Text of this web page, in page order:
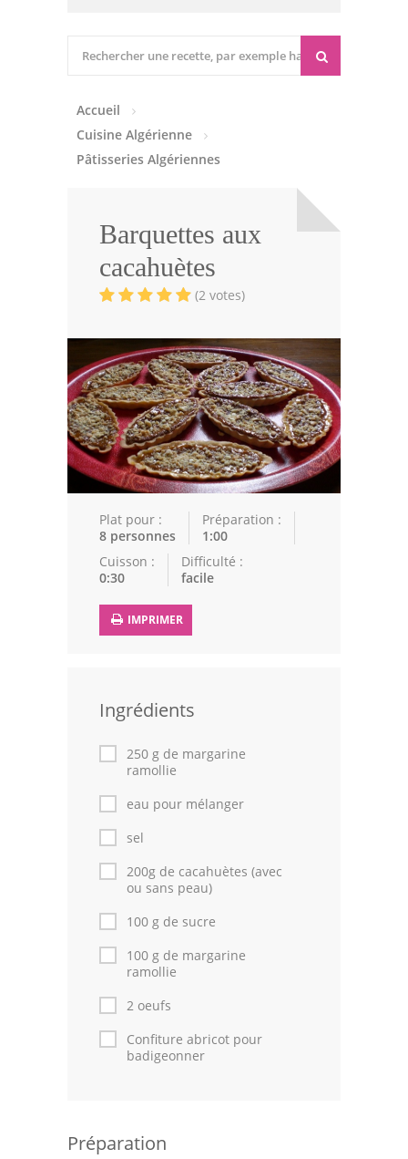
Entrées Froides
Tajines
Viandes
Volailles
Poissons
Soupes
Pâtisseries
Epices
Recettes Marocaine
Tajines
Viandes
Poissons
Cuisines Orientales
Recettes marocaine
Cuisine Algérienne
Cuisine Juive
Cuisine Libanaise
Articles
Actualités
Astuces de cuisine
Accueil
Cuisine Algérienne
Pâtisseries Algériennes
Barquettes aux
cacahuètes
(2 votes)
Plat pour :
8 personnes
Préparation :
1:00
Cuisson :
0:30
Difficulté :
facile
IMPRIMER
Ingrédients
250 g de margarine
ramollie
eau pour mélanger
sel
200g de cacahuètes (avec
ou sans peau)
100 g de sucre
100 g de margarine
ramollie
2 oeufs
Confiture abricot pour
badigeonner
Préparation